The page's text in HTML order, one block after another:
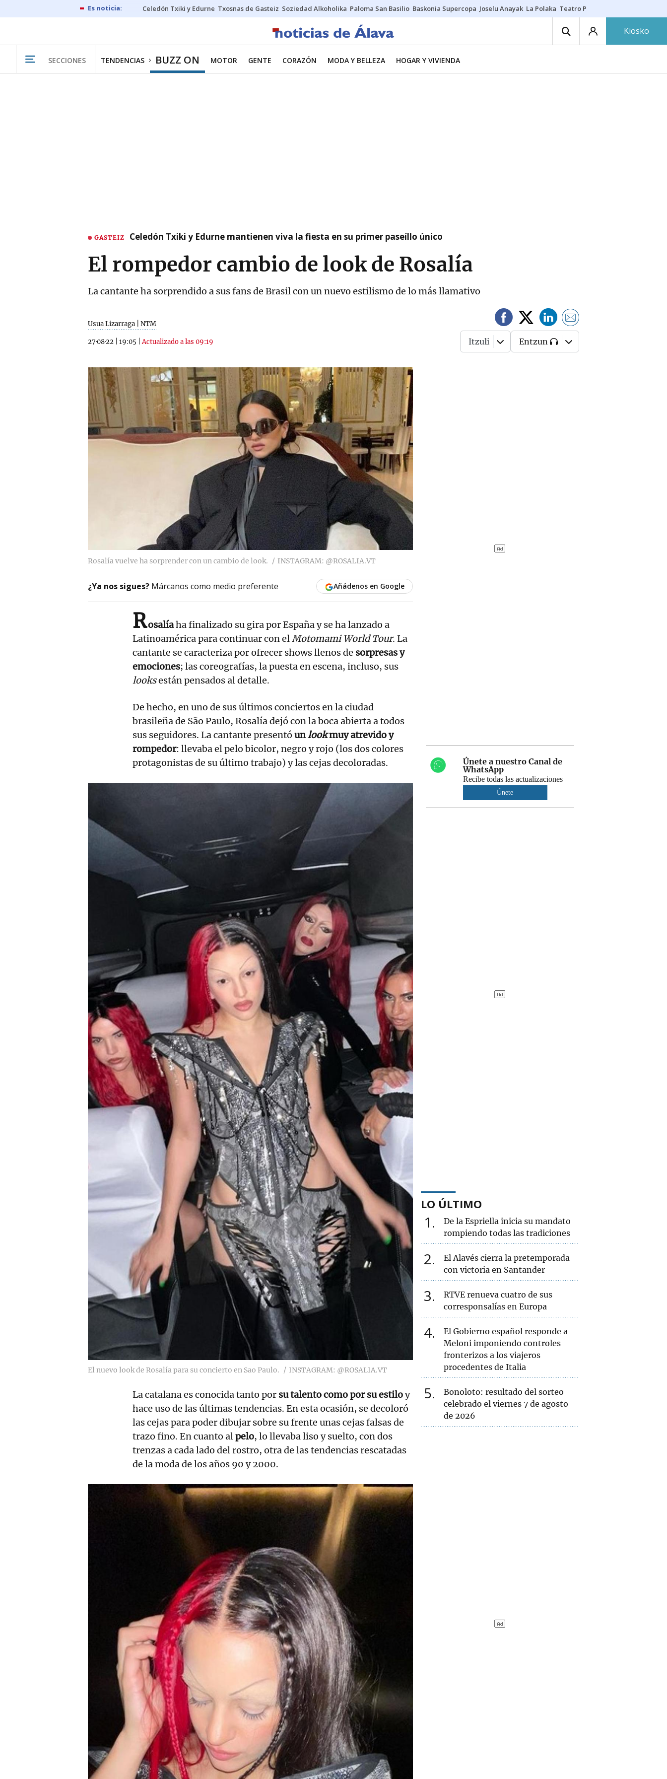
Celedón Txiki y Edurne Txosnas de Gasteiz Soziedad Alkoholika Paloma San Basilio Baskonia Supercopa Joselu Anayak La Polaka Teatro Principal
Kiosko
SECCIONES TENDENCIAS BUZZ ON MOTOR GENTE CORAZÓN MODA Y BELLEZA HOGAR Y VIVIENDA
GASTEIZ Celedón Txiki y Edurne mantienen viva la fiesta en su primer paseíllo único
El rompedor cambio de look de Rosalía
La cantante ha sorprendido a sus fans de Brasil con un nuevo estilismo de lo más llamativo
Usua Lizarraga | NTM
27·08·22 19:05 |Actualizado a las 09:19 Itzuli Entzun
Rosalía vuelve ha sorprender con un cambio de look. INSTAGRAM: @ROSALIA.VT
¿Ya nos sigues? Márcanos como medio preferente Añádenos en Google
Rosalíaha finalizado su gira por España y se ha lanzado a
Latinoamérica para continuar con elMotomami World Tour. La
cantante se caracteriza por ofrecer shows llenos de sorpresas y
emociones; las coreografías, la puesta en escena, incluso, sus
looksestán pensados al detalle.
De hecho, en uno de sus últimos conciertos en la ciudad
brasileña de São Paulo, Rosalía dejó con la boca abierta a todos
sus seguidores. La cantante presentó unlookmuy atrevido y
rompedor: llevaba el pelo bicolor, negro y rojo (los dos colores
protagonistas de su último trabajo) y las cejas decoloradas.
El nuevo look de Rosalía para su concierto en Sao Paulo. INSTAGRAM: @ROSALIA.VT
La catalana es conocida tanto por su talento como por su estiloy
hace uso de las últimas tendencias. En esta ocasión, se decoloró
las cejas para poder dibujar sobre su frente unas cejas falsas de
trazo fino. En cuanto alpelo, lo llevaba liso y suelto, con dos
trenzas a cada lado del rostro, otra de las tendencias rescatadas
de la moda de los años 90 y 2000.
Únete a nuestro Canal de
WhatsApp
Recibe todas las actualizaciones
Únete
LO ÚLTIMO
1
De la Espriella inicia su mandato
rompiendo todas las tradiciones
2
El Alavés cierra la pretemporada
con victoria en Santander
3
RTVE renueva cuatro de sus
corresponsalías en Europa
4
El Gobierno español responde a
Meloni imponiendo controles
fronterizos a los viajeros
procedentes de Italia
5
Bonoloto: resultado del sorteo
celebrado el viernes 7 de agosto
de 2026